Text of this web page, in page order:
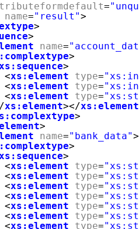
=
name="result">
>
>
name=
>
>
<xs:element type=
<xs:element type=
<xs:element type=
xs:element></xs:element
>
>
name="bank_data">
>
>
<xs:element type=
<xs:element type=
<xs:element type=
<xs:element type=
<xs:element type=
<xs:element type=
<xs:element type=